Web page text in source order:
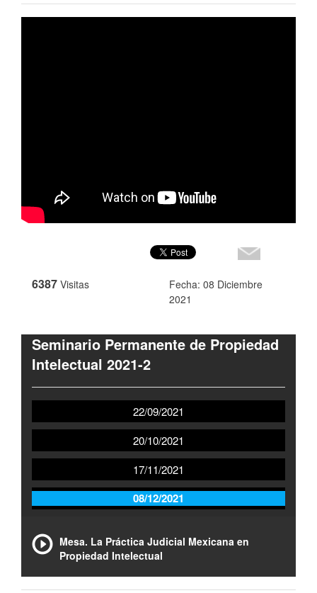
6387 Visitas
Fecha: 08 Diciembre
2021
Seminario Permanente de Propiedad
Intelectual 2021-2
22/09/2021
20/10/2021
17/11/2021
08/12/2021
Mesa. La Práctica Judicial Mexicana en
Propiedad Intelectual